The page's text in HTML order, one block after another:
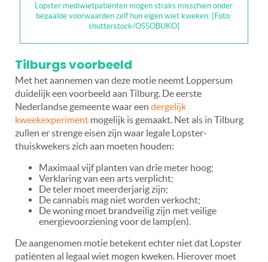
Lopster mediwietpatiënten mogen straks misschien onder
bepaalde voorwaarden zelf hun eigen wiet kweken. [Foto:
shutterstock/OSSOBUKO]
Tilburgs voorbeeld
Met het aannemen van deze motie neemt Loppersum
duidelijk een voorbeeld aan Tilburg. De eerste
Nederlandse gemeente waar een dergelijk
kweekexperiment mogelijk is gemaakt. Net als in Tilburg
zullen er strenge eisen zijn waar legale Lopster-
thuiskwekers zich aan moeten houden:
Maximaal vijf planten van drie meter hoog;
Verklaring van een arts verplicht;
De teler moet meerderjarig zijn;
De cannabis mag niet worden verkocht;
De woning moet brandveilig zijn met veilige
energievoorziening voor de lamp(en).
De aangenomen motie betekent echter niet dat Lopster
patiënten al legaal wiet mogen kweken. Hierover moet